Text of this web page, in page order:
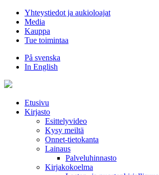
Hyppää
sisältöön
Yhteystiedot ja aukioloajat
Media
Kauppa
Tue toimintaa
På svenska
In English
Etusivu
Kirjasto
Esittelyvideo
Kysy meiltä
Onnet-tietokanta
Lainaus
Palveluhinnasto
Kirjakokoelma